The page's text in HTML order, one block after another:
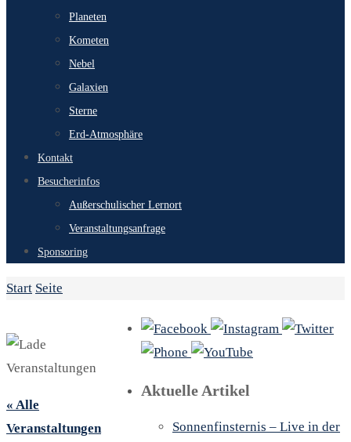
Planeten
Kometen
Nebel
Galaxien
Sterne
Erd-Atmosphäre
Kontakt
Besucherinfos
Außerschulischer Lernort
Veranstaltungsanfrage
Sponsoring
Start Seite
« Alle
Veranstaltungen
Aktuelle Artikel
Sonnenfinsternis – Live in der